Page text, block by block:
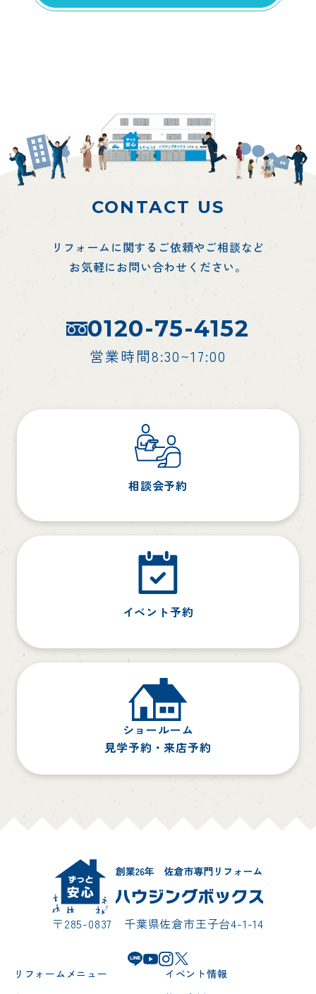
CONTACT US
リフォームに関するご依頼やご相談など
お気軽にお問い合わせください。
0120-75-4152
営業時間8:30~17:00
相談会予約
イベント予約
ショールーム
見学予約・来店予約
〒285-0837 千葉県佐倉市王子台4-1-14
リフォームメニュー
イベント情報